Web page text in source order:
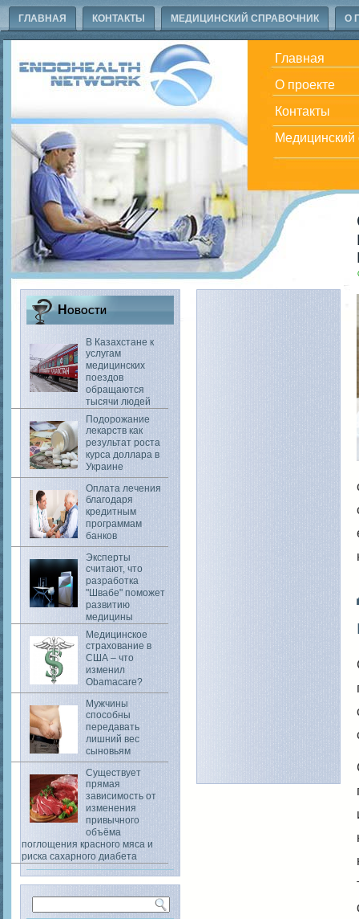
ГЛАВНАЯ КОНТАКТЫ МЕДИЦИНСКИЙ СПРАВОЧНИК О
Главная
О проекте
Контакты
Медицинский
Новости
В Казахстане к
услугам
медицинских
поездов
обращаются
тысячи людей
Подорожание
лекарств как
результат роста
курса доллара в
Украине
Оплата лечения
благодаря
кредитным
программам
банков
Эксперты
считают, что
разработка
"Швабе" поможет
развитию
медицины
Медицинское
страхование в
США – что
изменил
Obamacare?
Мужчины
способны
передавать
лишний вес
сыновьям
Существует
прямая
зависимость от
изменения
привычного
объёма
поглощения красного мяса и
риска сахарного диабета